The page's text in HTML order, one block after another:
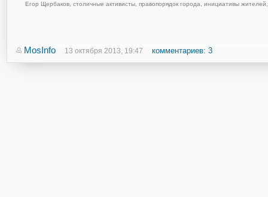
Егор Щербаков, столичные активисты, правопорядок города инициативы жителей
MosInfo 13 октября 2013, 19:47 комментариев: 3